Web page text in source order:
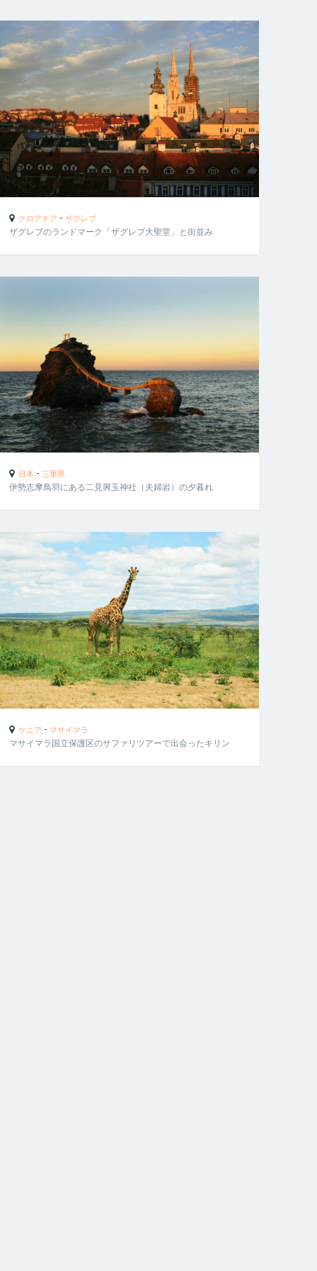
クロアチア - ザグレブ
ザグレブのランドマーク「ザグレブ大聖堂」と街並み
日本- 三重県
伊勢志摩鳥羽にある二見興玉神社（夫婦岩）の夕暮れ
ケニア - マサイマラ
マサイマラ国立保護区のサファリツアーで出会ったキリン